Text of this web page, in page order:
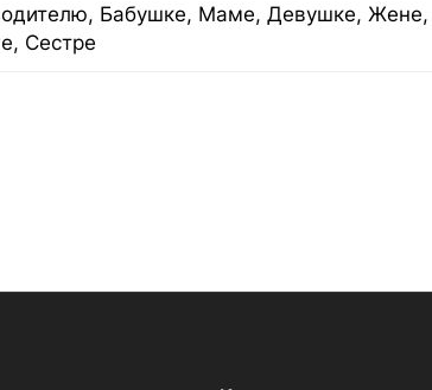
Бабушке, Маме, Девушке,
Сестре